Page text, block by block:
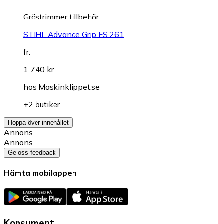
Grästrimmer tillbehör
STIHL Advance Grip FS 261
fr.
1 740 kr
hos Maskinklippet.se
+2 butiker
Hoppa över innehållet
Annons
Annons
Ge oss feedback
Hämta mobilappen